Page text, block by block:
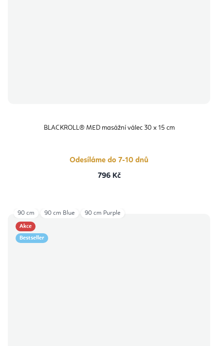
BLACKROLL® MED masážní válec 30 x 15 cm
Odesíláme do 7-10 dnů
796 Kč
Akce
Bestseller
90 cm 90 cm Blue 90 cm Purple